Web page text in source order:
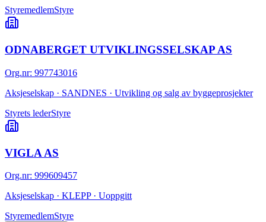
StyremedlemStyre
ODNABERGET UTVIKLINGSSELSKAP AS
Org.nr: 997743016
Aksjeselskap · SANDNES · Utvikling og salg av byggeprosjekter
Styrets lederStyre
VIGLA AS
Org.nr: 999609457
Aksjeselskap · KLEPP · Uoppgitt
StyremedlemStyre